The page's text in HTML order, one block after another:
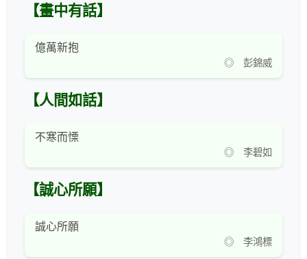
【畫中有話】
億萬新抱
◎ 彭錦威
【人間如話】
不寒而慄
◎ 李碧如
【誠心所願】
誠心所願
◎ 李鴻標